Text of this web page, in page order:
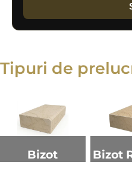
Tipuri de
Bizot Bizot